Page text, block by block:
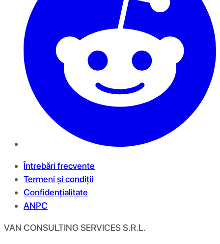
Întrebări frecvente
Termeni și condiții
Confidențialitate
ANPC
VAN CONSULTING SERVICES S.R.L.